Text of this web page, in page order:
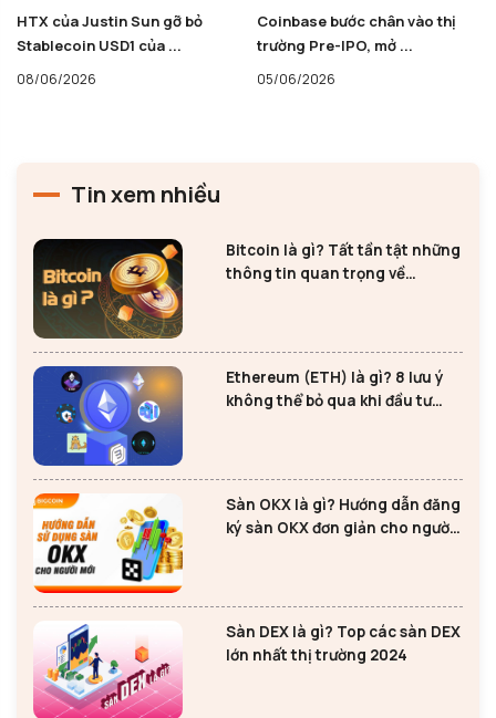
HTX của Justin Sun gỡ bỏ
Stablecoin USD1 của ...
08/06/2026
Coinbase bước chân vào thị
trường Pre-IPO, mở ...
05/06/2026
Tin xem nhiều
Bitcoin là gì? Tất tần tật những
thông tin quan trọng về
Ethereum (ETH) là gì? 8 lưu ý
không thể bỏ qua khi đầu tư
Sàn OKX là gì? Hướng dẫn đăng
ký sàn OKX đơn giản cho người
Sàn DEX là gì? Top các sàn DEX
lớn nhất thị trường 2024